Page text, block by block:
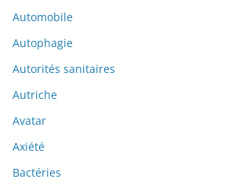
Automobile
Autophagie
Autorités sanitaires
Autriche
Avatar
Axiété
Bactéries